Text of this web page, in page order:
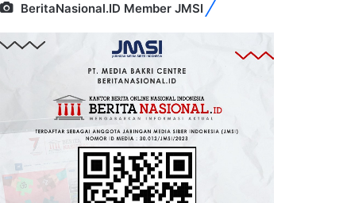
BeritaNasional.ID Member JMSI